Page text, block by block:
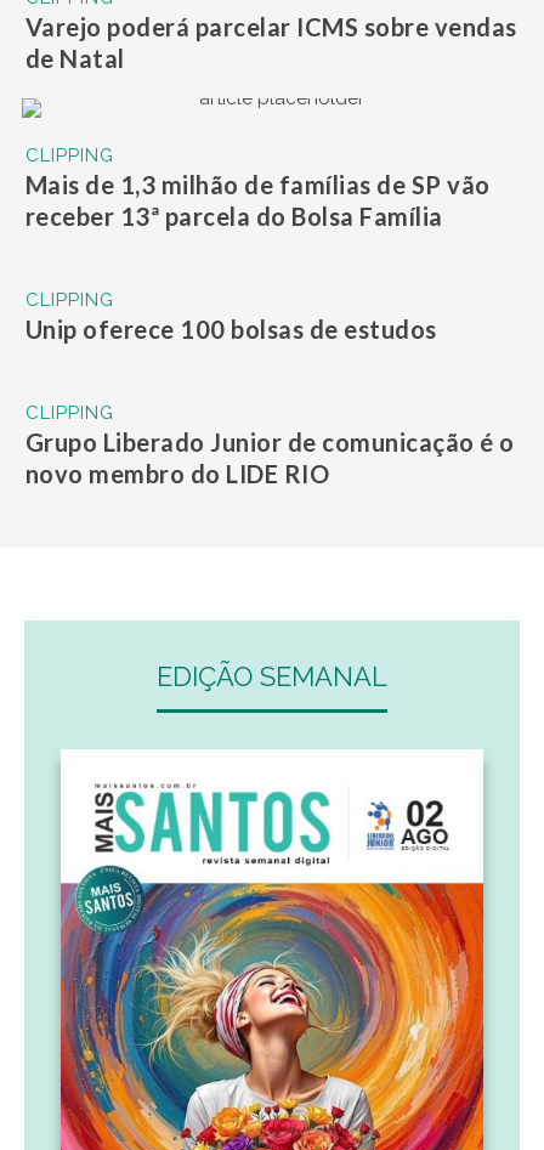
Varejo poderá parcelar ICMS sobre vendas
de Natal
CLIPPING
Mais de 1,3 milhão de famílias de SP vão
receber 13ª parcela do Bolsa Família
CLIPPING
Unip oferece 100 bolsas de estudos
CLIPPING
Grupo Liberado Junior de comunicação é o
novo membro do LIDE RIO
EDIÇÃO SEMANAL